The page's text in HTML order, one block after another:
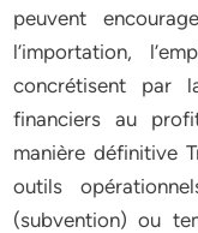
peuvent
l’importation,
concrétisent par
financiers au
manière définitive
outils
(subvention) ou